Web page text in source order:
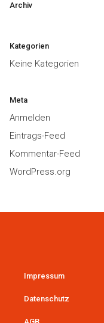
Archiv
Kategorien
Keine Kategorien
Meta
Anmelden
Eintrags-Feed
Kommentar-Feed
WordPress.org
Impressum
Datenschutz